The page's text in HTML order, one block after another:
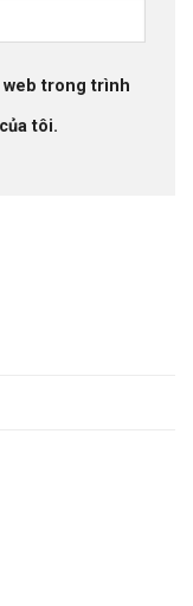
web trong trình
tôi.